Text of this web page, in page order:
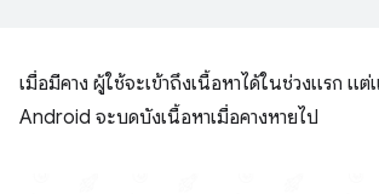
เมื่อมีคาง ผู้ใช้จะเข้าถึงเนื้อหาได้ในช่วงแรก แ
Android จะบดบังเนื้อหาเมื่อคางหายไป